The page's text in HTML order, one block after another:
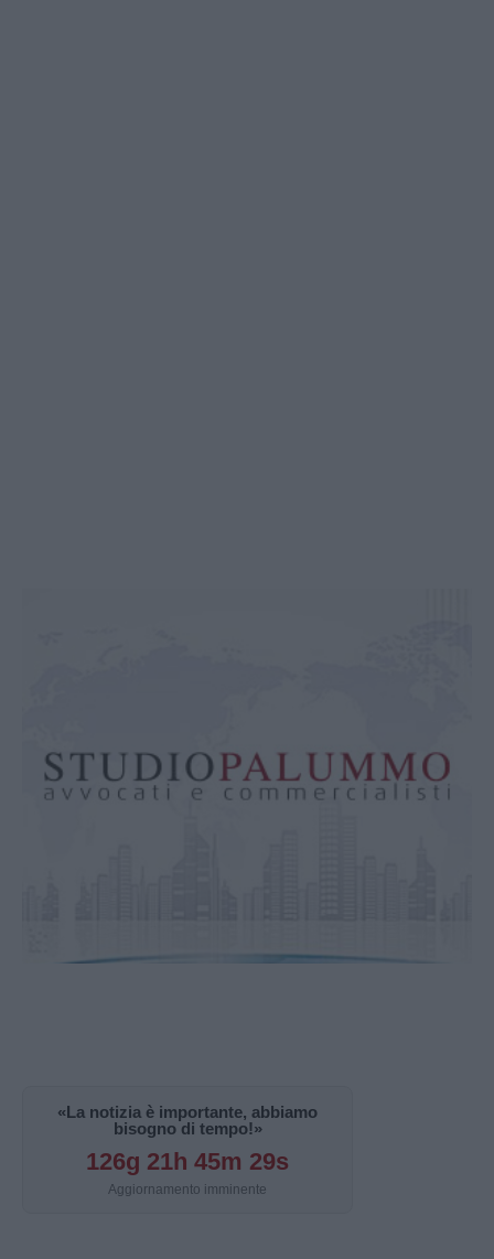
«La notizia è importante, abbiamo
bisogno di tempo!»
126g 21h 45m 29s
Aggiornamento imminente